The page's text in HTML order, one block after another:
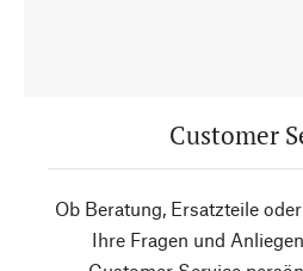
Customer
Ob Beratung, Ersatzteile
Ihre Fragen und